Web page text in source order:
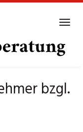
bzgl.